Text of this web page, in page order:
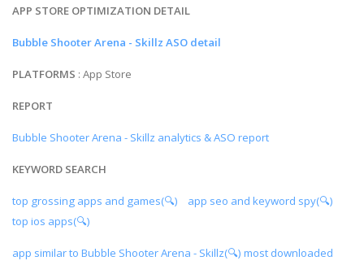
APP STORE OPTIMIZATION DETAIL
Bubble Shooter Arena - Skillz ASO detail
PLATFORMS : App Store
REPORT
Bubble Shooter Arena - Skillz analytics & ASO report
KEYWORD SEARCH
top grossing apps and games(🔍)
app seo and keyword spy(🔍)
top ios apps(🔍)
app similar to Bubble Shooter Arena - Skillz(🔍) most downloaded